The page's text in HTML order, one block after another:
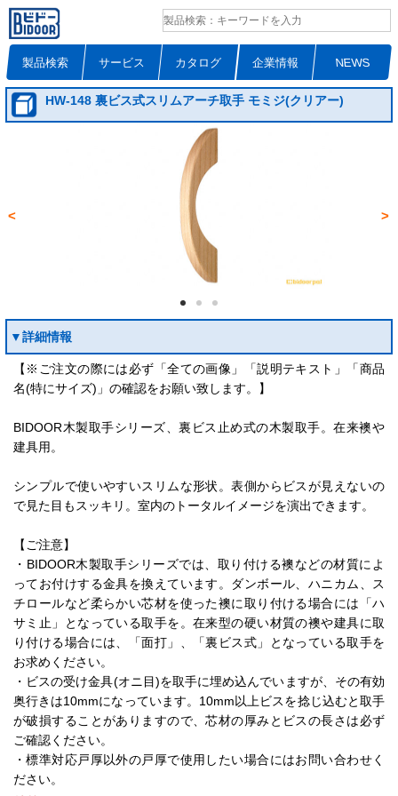
製品検索 サービス カタログ 企業情報 NEWS
HW-148 裏ビス式スリムアーチ取手 モミジ(クリアー)
< >
▼詳細情報
【※ご注文の際には必ず「全ての画像」「説明テキスト」「商品
名(特にサイズ)」の確認をお願い致します。】
BIDOOR木製取手シリーズ、裏ビス止め式の木製取手。在来襖や
建具用。
シンプルで使いやすいスリムな形状。表側からビスが見えないの
で見た目もスッキリ。室内のトータルイメージを演出できます。
【ご注意】
・BIDOOR木製取手シリーズでは、取り付ける襖などの材質によ
ってお付けする金具を換えています。ダンボール、ハニカム、ス
チロールなど柔らかい芯材を使った襖に取り付ける場合には「ハ
サミ止」となっている取手を。在来型の硬い材質の襖や建具に取
り付ける場合には、「面打」、「裏ビス式」となっている取手を
お求めください。
・ビスの受け金具(オニ目)を取手に埋め込んでいますが、その有効
奥行きは10mmになっています。10mm以上ビスを捻じ込むと取手
が破損することがありますので、芯材の厚みとビスの長さは必ず
ご確認ください。
・標準対応戸厚以外の戸厚で使用したい場合にはお問い合わせく
ださい。